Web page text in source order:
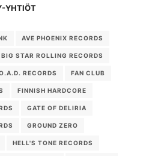
YHTIÖT
AVE PHOENIX RECORDS
BIG STAR ROLLING RECORDS
RECORDS FAN CLUB
FINNISH HARDCORE
GATE OF DELIRIA
GROUND ZERO
HELL'S TONE RECORDS